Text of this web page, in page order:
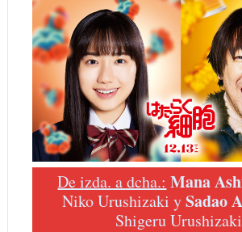
De izda. a dcha.: Mana
Niko Urushizaki ySadao
Shigeru